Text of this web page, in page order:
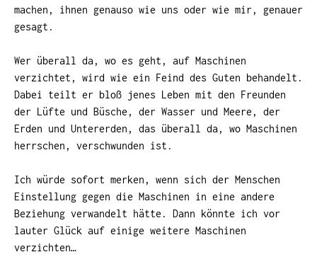
machen, ihnen genauso wie uns oder wie mir, genauer
gesagt.
Wer überall da, wo es geht, auf Maschinen
verzichtet, wird wie ein Feind des Guten behandelt.
Dabei teilt er bloß jenes Leben mit den Freunden
der Lüfte und Büsche, der Wasser und Meere, der
Erden und Untererden, das überall da, wo Maschinen
herrschen, verschwunden ist.
Ich würde sofort merken, wenn sich der Menschen
Einstellung gegen die Maschinen in eine andere
Beziehung verwandelt hätte. Dann könnte ich vor
lauter Glück auf einige weitere Maschinen
verzichten…